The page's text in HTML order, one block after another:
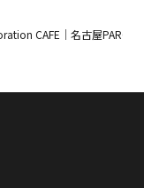
CAFE｜名古屋PARCO